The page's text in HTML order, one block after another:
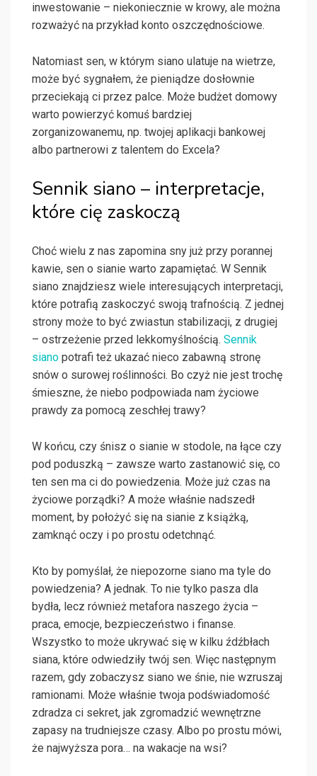
inwestowanie – niekoniecznie w krowy, ale można
rozważyć na przykład konto oszczędnościowe.
Natomiast sen, w którym siano ulatuje na wietrze,
może być sygnałem, że pieniądze dosłownie
przeciekają ci przez palce. Może budżet domowy
warto powierzyć komuś bardziej
zorganizowanemu, np. twojej aplikacji bankowej
albo partnerowi z talentem do Excela?
Sennik siano – interpretacje,
które cię zaskoczą
Choć wielu z nas zapomina sny już przy porannej
kawie, sen o sianie warto zapamiętać. W Sennik
siano znajdziesz wiele interesujących interpretacji,
które potrafią zaskoczyć swoją trafnością. Z jednej
strony może to być zwiastun stabilizacji, z drugiej
– ostrzeżenie przed lekkomyślnością. Sennik
siano potrafi też ukazać nieco zabawną stronę
snów o surowej roślinności. Bo czyż nie jest trochę
śmieszne, że niebo podpowiada nam życiowe
prawdy za pomocą zeschłej trawy?
W końcu, czy śnisz o sianie w stodole, na łące czy
pod poduszką – zawsze warto zastanowić się, co
ten sen ma ci do powiedzenia. Może już czas na
życiowe porządki? A może właśnie nadszedł
moment, by położyć się na sianie z książką,
zamknąć oczy i po prostu odetchnąć.
Kto by pomyślał, że niepozorne siano ma tyle do
powiedzenia? A jednak. To nie tylko pasza dla
bydła, lecz również metafora naszego życia –
praca, emocje, bezpieczeństwo i finanse.
Wszystko to może ukrywać się w kilku źdźbłach
siana, które odwiedziły twój sen. Więc następnym
razem, gdy zobaczysz siano we śnie, nie wzruszaj
ramionami. Może właśnie twoja podświadomość
zdradza ci sekret, jak zgromadzić wewnętrzne
zapasy na trudniejsze czasy. Albo po prostu mówi,
że najwyższa pora… na wakacje na wsi?